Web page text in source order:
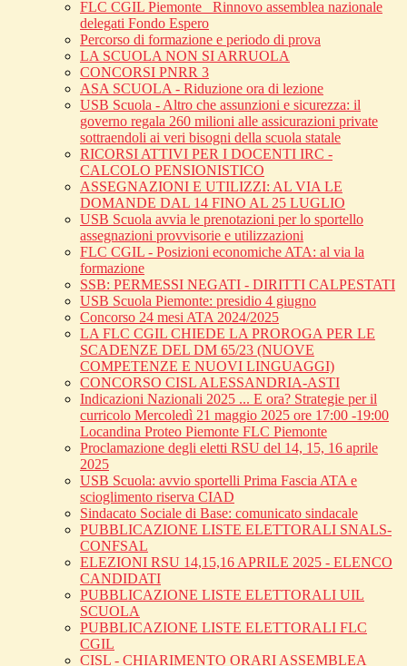
FLC CGIL Piemonte _Rinnovo assemblea nazionale
delegati Fondo Espero
Percorso di formazione e periodo di prova
LA SCUOLA NON SI ARRUOLA
CONCORSI PNRR 3
ASA SCUOLA - Riduzione ora di lezione
USB Scuola - Altro che assunzioni e sicurezza: il
governo regala 260 milioni alle assicurazioni private
sottraendoli ai veri bisogni della scuola statale
RICORSI ATTIVI PER I DOCENTI IRC -
CALCOLO PENSIONISTICO
ASSEGNAZIONI E UTILIZZI: AL VIA LE
DOMANDE DAL 14 FINO AL 25 LUGLIO
USB Scuola avvia le prenotazioni per lo sportello
assegnazioni provvisorie e utilizzazioni
FLC CGIL - Posizioni economiche ATA: al via la
formazione
SSB: PERMESSI NEGATI - DIRITTI CALPESTATI
USB Scuola Piemonte: presidio 4 giugno
Concorso 24 mesi ATA 2024/2025
LA FLC CGIL CHIEDE LA PROROGA PER LE
SCADENZE DEL DM 65/23 (NUOVE
COMPETENZE E NUOVI LINGUAGGI)
CONCORSO CISL ALESSANDRIA-ASTI
Indicazioni Nazionali 2025 ... E ora? Strategie per il
curricolo Mercoledì 21 maggio 2025 ore 17:00 -19:00
Locandina Proteo Piemonte FLC Piemonte
Proclamazione degli eletti RSU del 14, 15, 16 aprile
2025
USB Scuola: avvio sportelli Prima Fascia ATA e
scioglimento riserva CIAD
Sindacato Sociale di Base: comunicato sindacale
PUBBLICAZIONE LISTE ELETTORALI SNALS-
CONFSAL
ELEZIONI RSU 14,15,16 APRILE 2025 - ELENCO
CANDIDATI
PUBBLICAZIONE LISTE ELETTORALI UIL
SCUOLA
PUBBLICAZIONE LISTE ELETTORALI FLC
CGIL
CISL - CHIARIMENTO ORARI ASSEMBLEA